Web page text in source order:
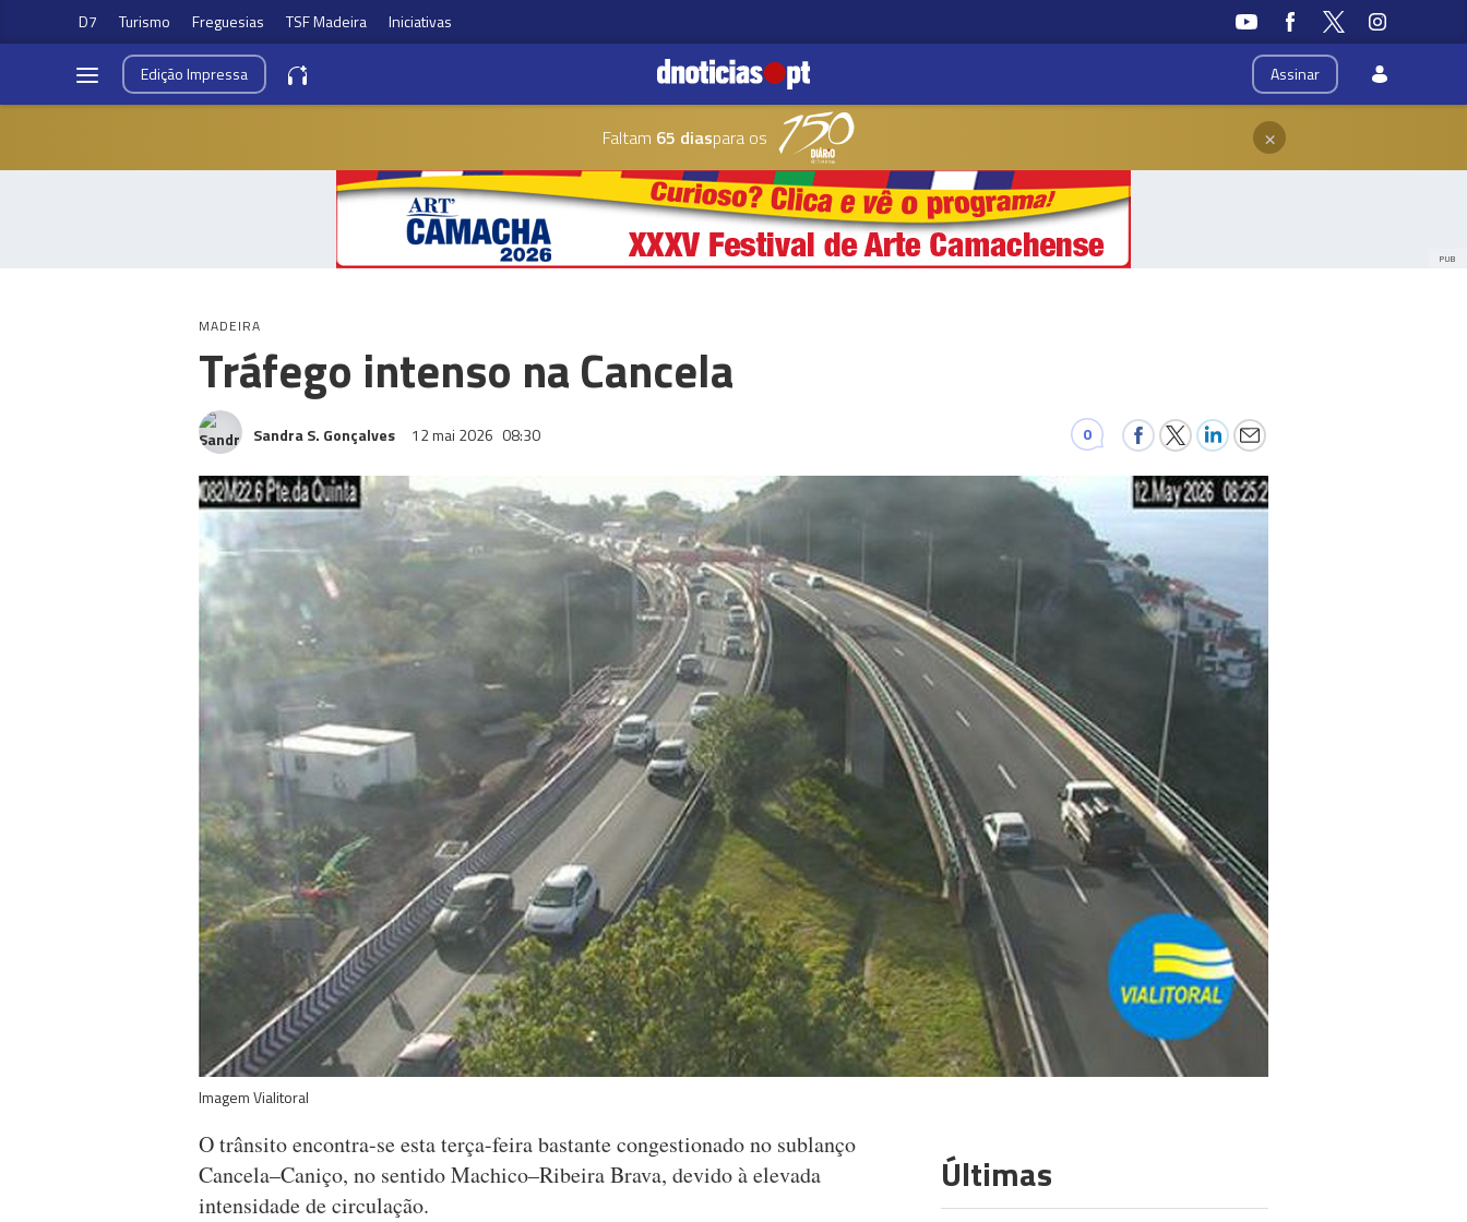
D7 Turismo Freguesias TSF Madeira Iniciativas
Assinar
EdiçãoImpressa
Faltam 65 diaspara os ×
PUB
MADEIRA
Tráfego intenso na Cancela
Sandra S. Gonçalves 12 mai 2026 08:30 0
Imagem Vialitoral
O trânsito encontra-se esta terça-feira bastante congestionado no sublanço
Cancela–Caniço, no sentido Machico–Ribeira Brava, devido à elevada
intensidade de circulação.
Últimas